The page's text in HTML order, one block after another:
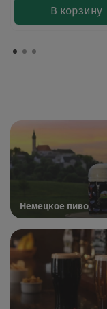
В корзину
Немецкое пиво